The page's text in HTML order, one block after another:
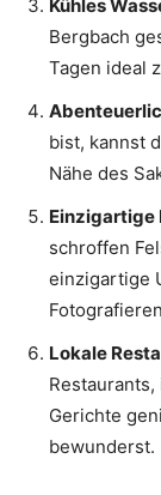
Kühles
Bergbach
Tagen ideal
bist, kannst
Nähe des
Einzigartige
schroffen
einzigartige
Lokale
Gerichte
bewunderst.